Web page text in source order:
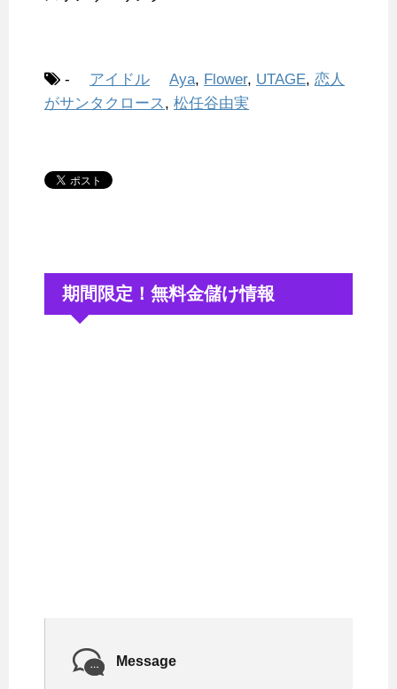
- アイドル Aya, Flower, UTAGE, 恋人
がサンタクロース, 松任谷由実
期間限定！無料金儲け情報
Message